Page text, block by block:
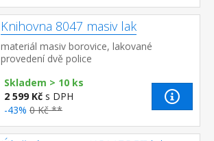
Knihovna 8047 masiv lak
materiál masiv borovice, lakované
provedení dvě police
Skladem > 10 ks
2 599 Kč s DPH
-43% 0 Kč **